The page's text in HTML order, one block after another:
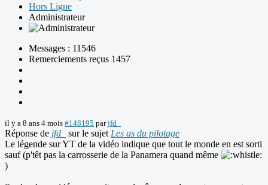
Hors Ligne
Administrateur
Messages : 11546
Remerciements reçus 1457
il y a 8 ans 4 mois #148195 parjfd_
Réponse de jfd_ sur le sujet Les as du pilotage
Le légende sur YT de la vidéo indique que tout le monde en est sorti
sauf (p'têt pas la carrosserie de la Panamera quand même
)